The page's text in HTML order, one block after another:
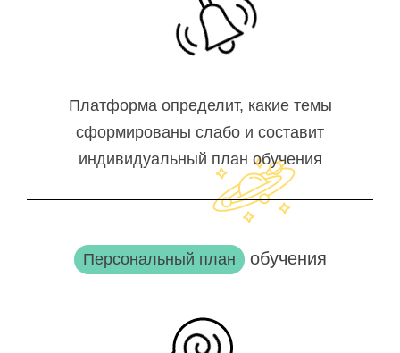
Платформа определит, какие темы
сформированы слабо и составит
индивидуальный план обучения
Персональный план обучения